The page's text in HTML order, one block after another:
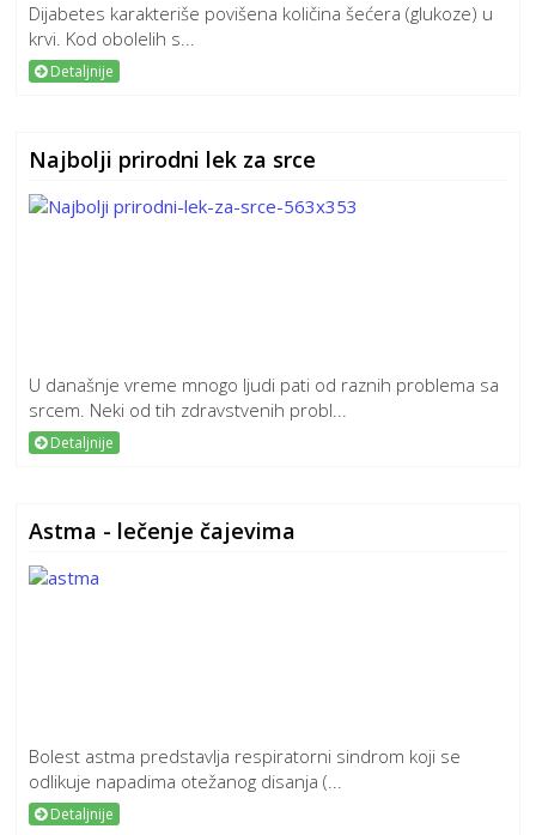
Dijabetes karakteriše povišena količina šećera (glukoze) u
krvi. Kod obolelih s...
Detaljnije
Najbolji prirodni lek za srce
U današnje vreme mnogo ljudi pati od raznih problema sa
srcem. Neki od tih zdravstvenih probl...
Detaljnije
Astma - lečenje čajevima
Bolest astma predstavlja respiratorni sindrom koji se
odlikuje napadima otežanog disanja (...
Detaljnije